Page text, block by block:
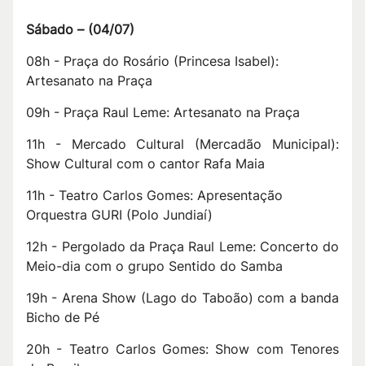
Sábado – (04/07)
08h - Praça do Rosário (Princesa Isabel):
Artesanato na Praça
09h - Praça Raul Leme: Artesanato na Praça
11h - Mercado Cultural (Mercadão Municipal):
Show Cultural com o cantor Rafa Maia
11h - Teatro Carlos Gomes: Apresentação
Orquestra GURI (Polo Jundiaí)
12h - Pergolado da Praça Raul Leme: Concerto do
Meio-dia com o grupo Sentido do Samba
19h - Arena Show (Lago do Taboão) com a banda
Bicho de Pé
20h - Teatro Carlos Gomes: Show com Tenores